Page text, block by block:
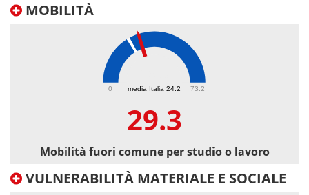
MOBILITÀ
media Italia 24.2
0 73.2
29.3
Mobilità fuori comune per studio o lavoro
VULNERABILITÀ MATERIALE E SOCIALE